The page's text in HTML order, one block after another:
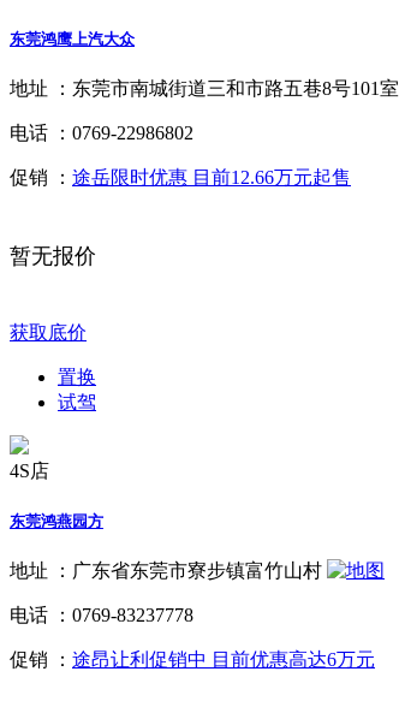
东莞鸿鹰上汽大众
地址 ： 东莞市南城街道三和市路五巷8号101室
电话 ： 0769-22986802
促销 ： 途岳限时优惠 目前12.66万元起售
暂无报价
获取底价
置换
试驾
4S店
东莞鸿燕园方
地址 ： 广东省东莞市寮步镇富竹山村
电话 ： 0769-83237778
促销 ： 途昂让利促销中 目前优惠高达6万元